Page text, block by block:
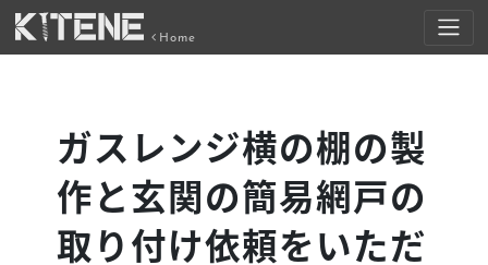
Home
ガスレンジ横の棚の製
作と玄関の簡易網戸の
取り付け依頼をいただ